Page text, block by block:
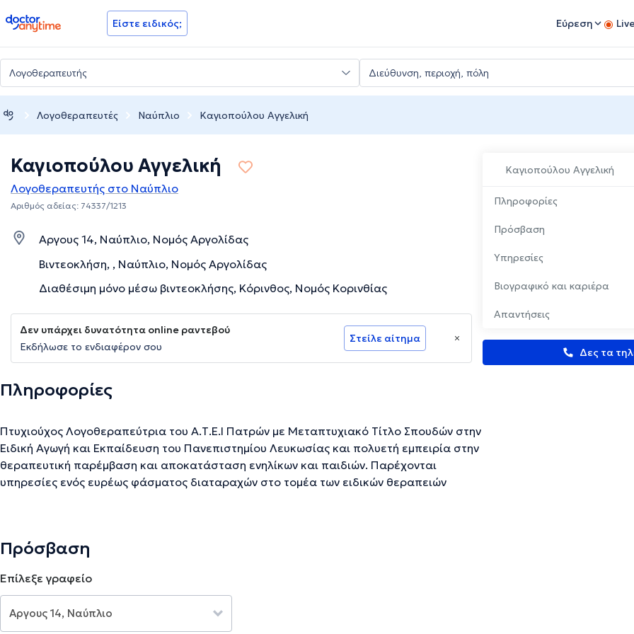
doctoranytime Είστε ειδικός; Εύρεση
Λογοθεραπευτές Ναύπλιο Καγιοπούλου Αγγελική
Καγιοπούλου Αγγελική
Πληροφορίες
Πρόσβαση
Υπηρεσίες
Βιογραφικό και καριέρα
Απαντήσεις
Δες τα
Καγιοπούλου Αγγελική
Λογοθεραπευτής στο Ναύπλιο
Αριθμός αδείας: 74337/1213
Αργους 14, Ναύπλιο, Νομός Αργολίδας
Βιντεοκλήση, , Ναύπλιο, Νομός Αργολίδας
Διαθέσιμη μόνο μέσω βιντεοκλήσης, Κόρινθος, Νομός Κορινθίας
Δεν υπάρχει δυνατότητα online ραντεβού
Εκδήλωσε το ενδιαφέρον σου
Στείλε αίτημα
Πληροφορίες
Πτυχιούχος Λογοθεραπεύτρια του Α.Τ.Ε.Ι Πατρών με Μεταπτυχιακό Τίτλο Σπουδών στην
Ειδική Αγωγή και Εκπαίδευση του Πανεπιστημίου Λευκωσίας και πολυετή εμπειρία στην
θεραπευτική παρέμβαση και αποκατάσταση ενηλίκων και παιδιών. Παρέχονται
υπηρεσίες ενός ευρέως φάσματος διαταραχών στο τομέα των ειδικών θεραπειών
δυσκολιών μέσα από εξατομικευμένα προγράμματα, που εφάπτονται με τα πεδία της
Την περιγραφή επιμελείται η ομάδα του doctoranytime βασισμένη σε επαληθευμένες πληροφορίες.
Πρόσβαση
Επίλεξε γραφείο